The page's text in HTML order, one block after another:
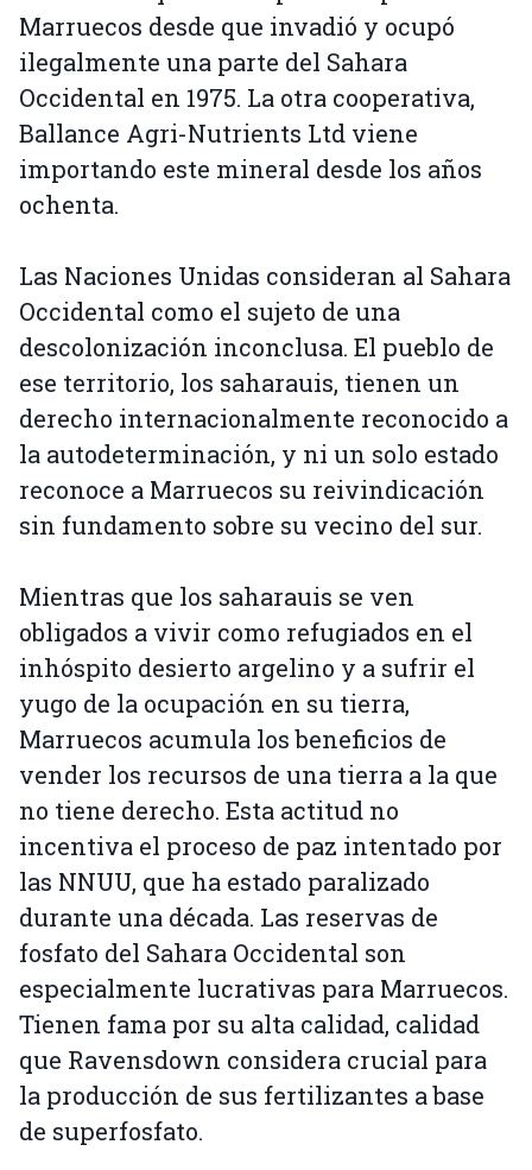
Marruecos desde que invadió y ocupó
ilegalmente una parte del Sahara
Occidental en 1975. La otra cooperativa,
Ballance Agri-Nutrients Ltd viene
importando este mineral desde los años
ochenta.
Las Naciones Unidas consideran al Sahara
Occidental como el sujeto de una
descolonización inconclusa. El pueblo de
ese territorio, los saharauis, tienen un
derecho internacionalmente reconocido a
la autodeterminación, y ni un solo estado
reconoce a Marruecos su reivindicación
sin fundamento sobre su vecino del sur.
Mientras que los saharauis se ven
obligados a vivir como refugiados en el
inhóspito desierto argelino y a sufrir el
yugo de la ocupación en su tierra,
Marruecos acumula los beneficios de
vender los recursos de una tierra a la que
no tiene derecho. Esta actitud no
incentiva el proceso de paz intentado por
las NNUU, que ha estado paralizado
durante una década. Las reservas de
fosfato del Sahara Occidental son
especialmente lucrativas para Marruecos.
Tienen fama por su alta calidad, calidad
que Ravensdown considera crucial para
la producción de sus fertilizantes a base
de superfosfato.